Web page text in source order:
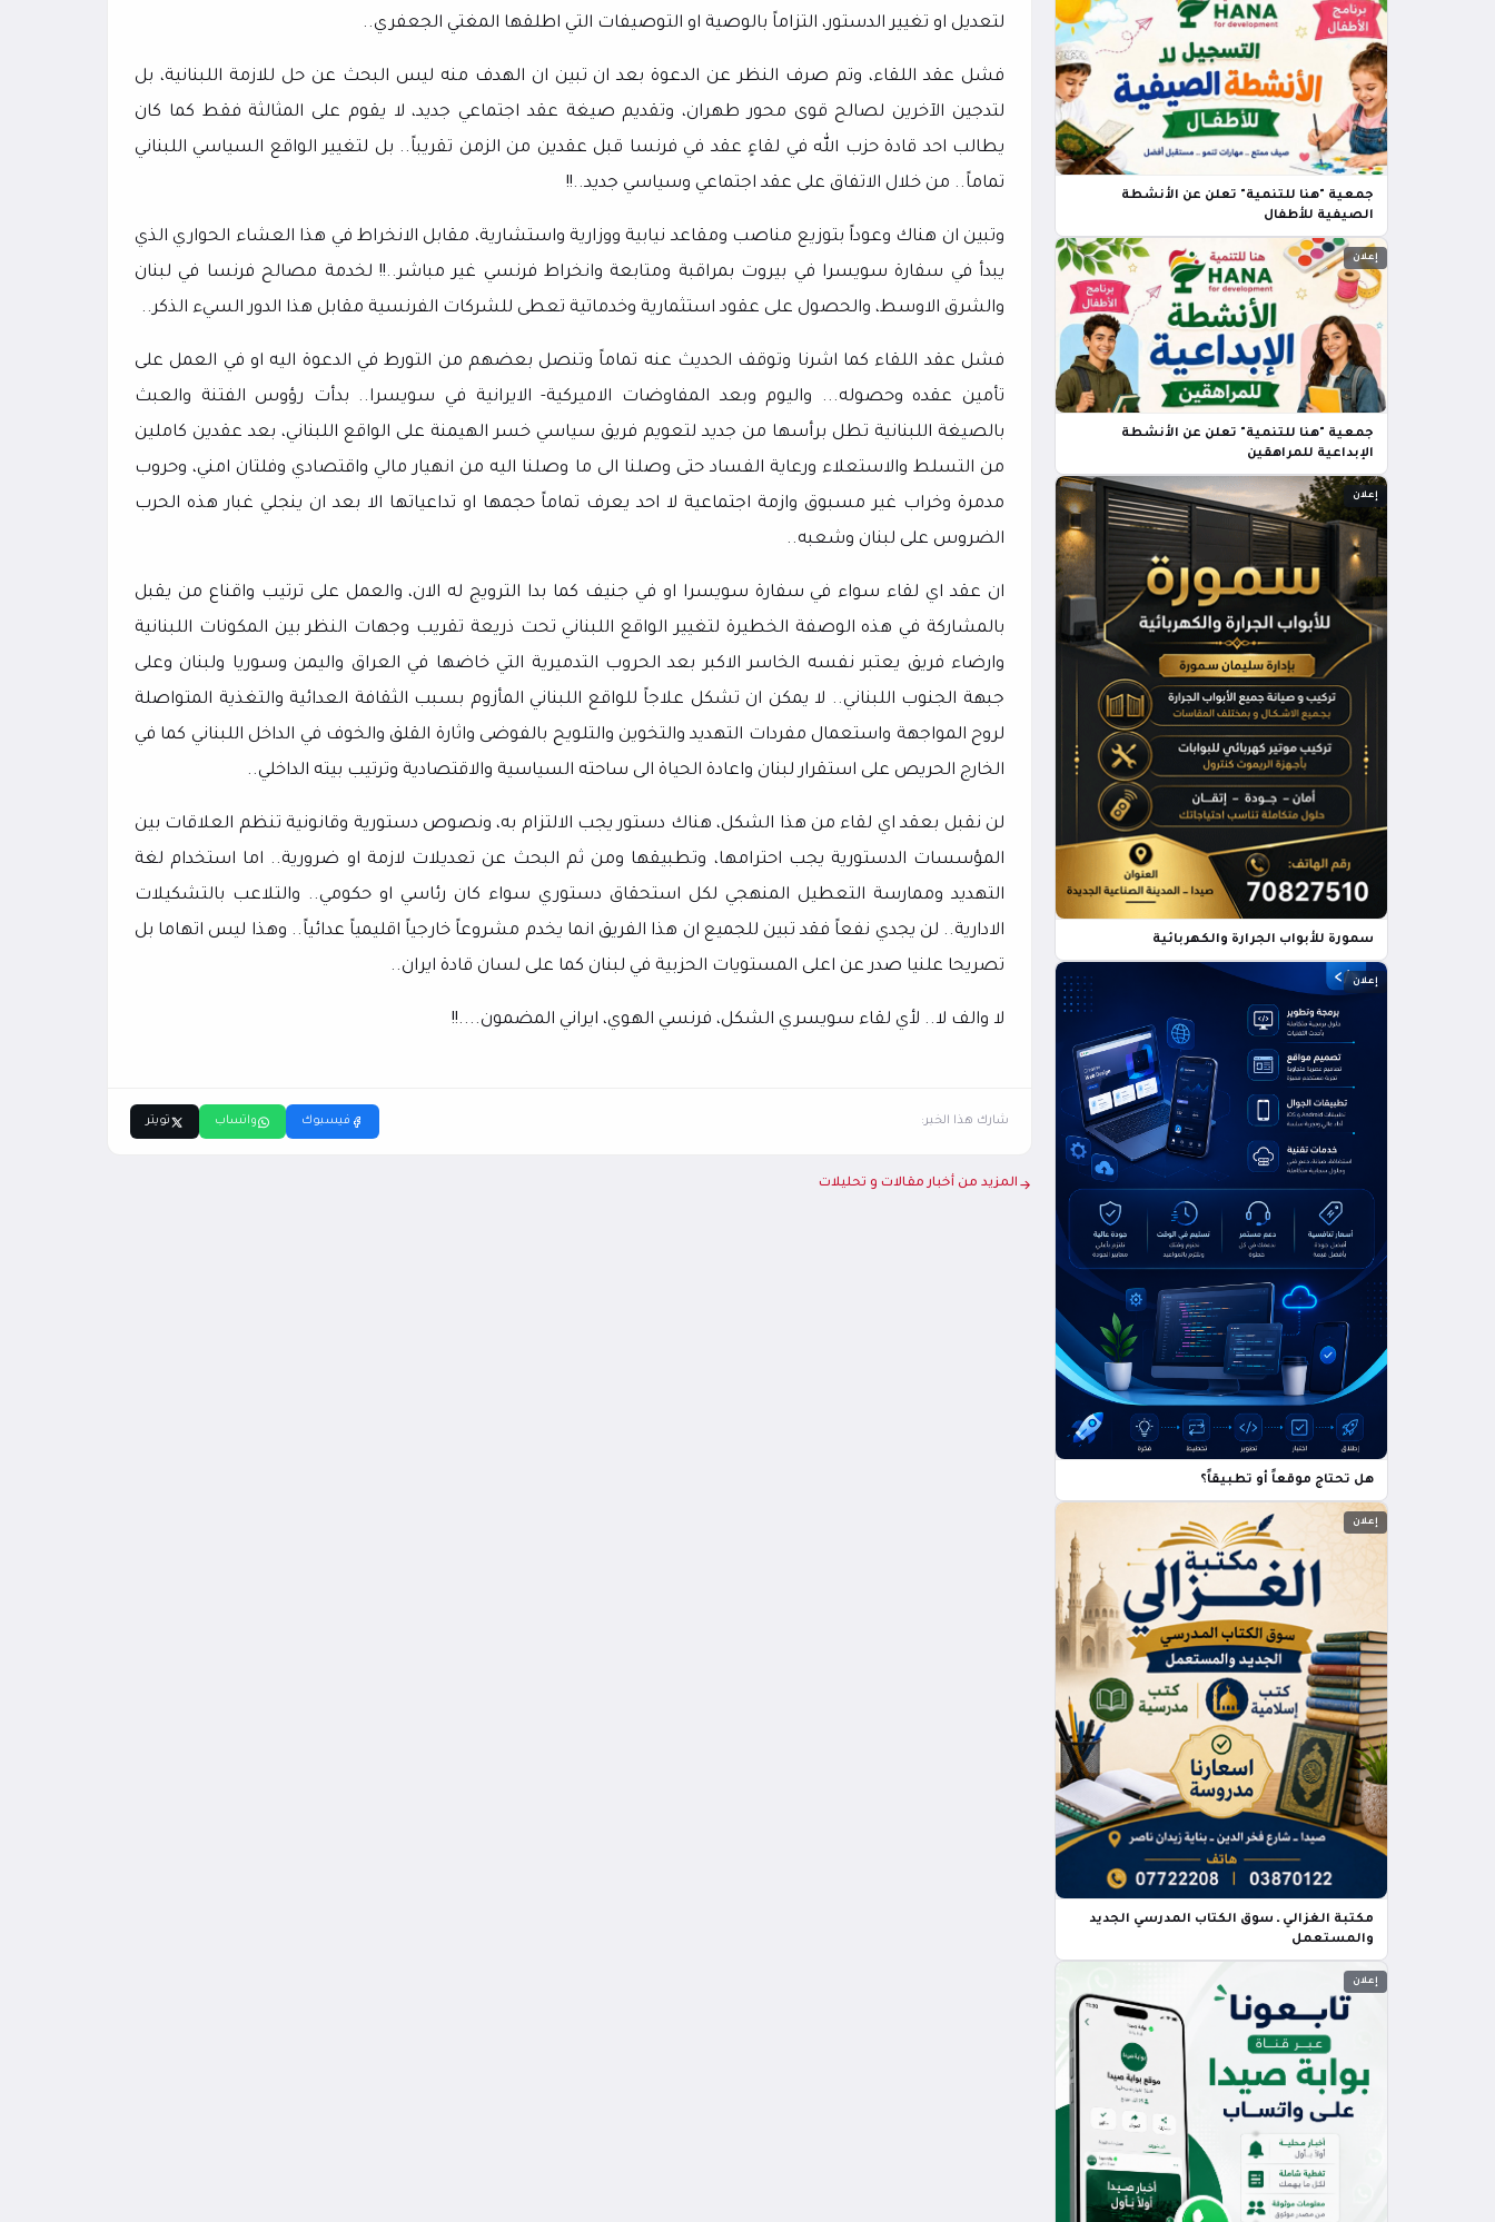
جمعية "هنا للتنمية" تعلن عن الأنشطة
الصيفية للأطفال
إعلان
جمعية "هنا للتنمية" تعلن عن الأنشطة
الإبداعية للمراهقين
إعلان
سمورة للأبواب الجرارة والكهربائية
إعلان
هل تحتاج موقعاً أو تطبيقاً؟
إعلان
مكتبة الغزالي ـ سوق الكتاب المدرسي الجديد
والمستعمل
إعلان
لتعديل او تغيير الدستور، التزاماً بالوصية او التوصيفات التي اطلقها المغتي الجعفري..
فشل عقد اللقاء، وتم صرف النظر عن الدعوة بعد ان تبين ان الهدف منه ليس البحث عن حل للازمة اللبنانية، بل
لتدجين الآخرين لصالح قوى محور طهران، وتقديم صيغة عقد اجتماعي جديد، لا يقوم على المثالثة فقط كما كان
يطالب احد قادة حزب الله في لقاءٍ عقد في فرنسا قبل عقدين من الزمن تقريباً.. بل لتغيير الواقع السياسي اللبناني
تماماً.. من خلال الاتفاق على عقد اجتماعي وسياسي جديد..!!
وتبين ان هناك وعوداً بتوزيع مناصب ومقاعد نيابية ووزارية واستشارية، مقابل الانخراط في هذا العشاء الحواري الذي
يبدأ في سفارة سويسرا في بيروت بمراقبة ومتابعة وانخراط فرنسي غير مباشر..!! لخدمة مصالح فرنسا في لبنان
والشرق الاوسط، والحصول على عقود استثمارية وخدماتية تعطى للشركات الفرنسية مقابل هذا الدور السيء الذكر..
فشل عقد اللقاء كما اشرنا وتوقف الحديث عنه تماماً وتنصل بعضهم من التورط في الدعوة اليه او في العمل على
تأمين عقده وحصوله... واليوم وبعد المفاوضات الاميركية- الايرانية في سويسرا.. بدأت رؤوس الفتنة والعبث
بالصيغة اللبنانية تطل برأسها من جديد لتعويم فريق سياسي خسر الهيمنة على الواقع اللبناني، بعد عقدين كاملين
من التسلط والاستعلاء ورعاية الفساد حتى وصلنا الى ما وصلنا اليه من انهيار مالي واقتصادي وفلتان امني، وحروب
مدمرة وخراب غير مسبوق وازمة اجتماعية لا احد يعرف تماماً حجمها او تداعياتها الا بعد ان ينجلي غبار هذه الحرب
الضروس على لبنان وشعبه..
ان عقد اي لقاء سواء في سفارة سويسرا او في جنيف كما بدا الترويج له الان، والعمل على ترتيب واقناع من يقبل
بالمشاركة في هذه الوصفة الخطيرة لتغيير الواقع اللبناني تحت ذريعة تقريب وجهات النظر بين المكونات اللبنانية
وارضاء فريق يعتبر نفسه الخاسر الاكبر بعد الحروب التدميرية التي خاضها في العراق واليمن وسوريا ولبنان وعلى
جبهة الجنوب اللبناني.. لا يمكن ان تشكل علاجاً للواقع اللبناني المأزوم بسبب الثقافة العدائية والتغذية المتواصلة
لروح المواجهة واستعمال مفردات التهديد والتخوين والتلويح بالفوضى واثارة القلق والخوف في الداخل اللبناني كما في
الخارج الحريص على استقرار لبنان واعادة الحياة الى ساحته السياسية والاقتصادية وترتيب بيته الداخلي..
لن نقبل بعقد اي لقاء من هذا الشكل، هناك دستور يجب الالتزام به، ونصوص دستورية وقانونية تنظم العلاقات بين
المؤسسات الدستورية يجب احترامها، وتطبيقها ومن ثم البحث عن تعديلات لازمة او ضرورية.. اما استخدام لغة
التهديد وممارسة التعطيل المنهجي لكل استحقاق دستوري سواء كان رئاسي او حكومي.. والتلاعب بالتشكيلات
الادارية.. لن يجدي نفعاً فقد تبين للجميع ان هذا الفريق انما يخدم مشروعاً خارجياً اقليمياً عدائياً.. وهذا ليس اتهاما بل
تصريحا علنيا صدر عن اعلى المستويات الحزبية في لبنان كما على لسان قادة ايران..
لا والف لا.. لأي لقاء سويسري الشكل، فرنسي الهوي، ايراني المضمون....!!
شارك هذا الخبر: فيسبوك واتساب تويتر
المزيد من أخبار مقالات و تحليلات